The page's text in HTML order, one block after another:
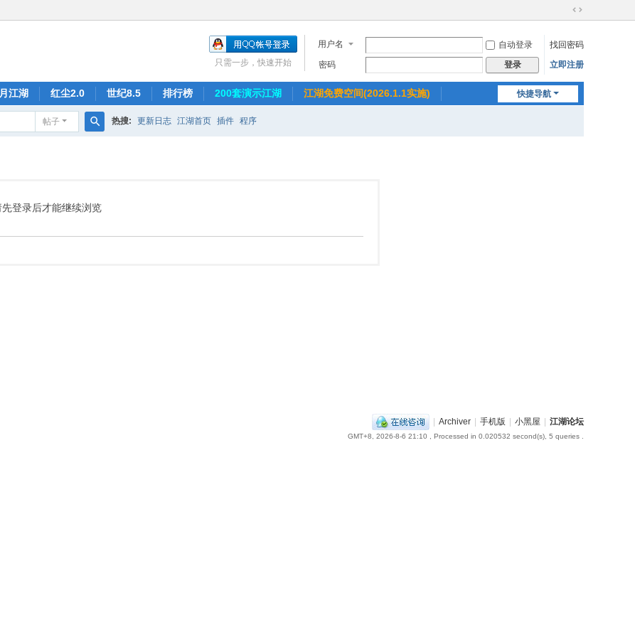
切
到
宽
用户名 自动登录
找回密码
密码
登录 立即注册
只需一步，快速开始
快捷导航
江湖 红尘2.0 世纪8.5 排行榜 200套演示江湖 江湖免费空间(2026.1.1实施)
帖子 热搜: 更新日志 江湖首页 插件 程序
先登录后才能继续浏览
| Archiver | 手机版 | 小黑屋 | 江湖论坛
GMT+8, 2026-8-6 21:10 , Processed in 0.020532 second(s), 5 queries .